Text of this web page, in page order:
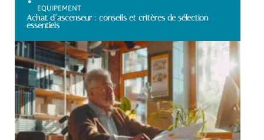
EQUIPEMENT
Achat d’ascenseur : conseils et critères de sélection
essentiels